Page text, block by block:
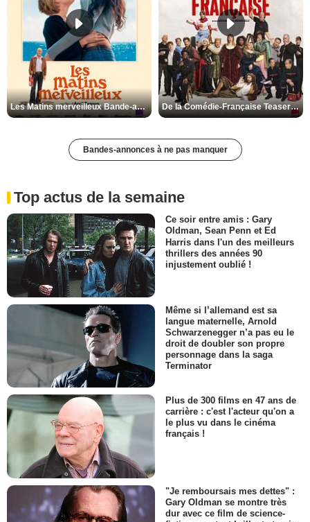
Les Matins merveilleux Bande-annonce VF De la Comédie-Française Teaser VF
Bandes-annonces à ne pas manquer
Top actus de la semaine
Ce soir entre amis : Gary
Oldman, Sean Penn et Ed
Harris dans l'un des meilleurs
thrillers des années 90
injustement oublié !
Même si l’allemand est sa
langue maternelle, Arnold
Schwarzenegger n’a pas eu le
droit de doubler son propre
personnage dans la saga
Terminator
Plus de 300 films en 47 ans de
carrière : c'est l'acteur qu'on a
le plus vu dans le cinéma
français !
"Je remboursais mes dettes" :
Gary Oldman se montre très
dur avec ce film de science-